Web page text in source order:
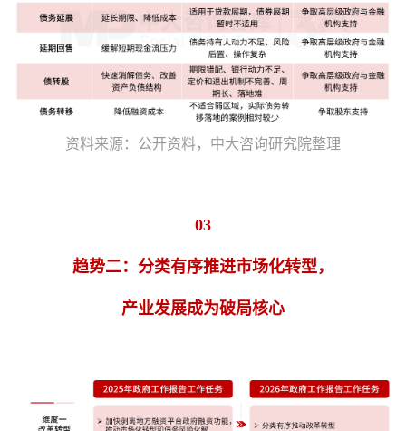
资料来源：公开资料，中大咨询研究院整理
03
趋势二：分类有序推进市场化转型，
产业发展成为破局核心